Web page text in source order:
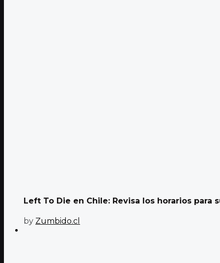
Left To Die en Chile: Revisa los horarios para
by Zumbido.cl